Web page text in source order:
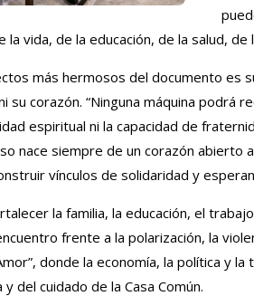
vida, de la educación, de la salud, de
más hermosos del documento es
corazón. “Ninguna máquina podrá
espiritual ni la capacidad de
nace siempre de un corazón abierto
vínculos de solidaridad y
la familia, la educación, el
frente a la polarización, la
donde la economía, la política y
del cuidado de la Casa Común.